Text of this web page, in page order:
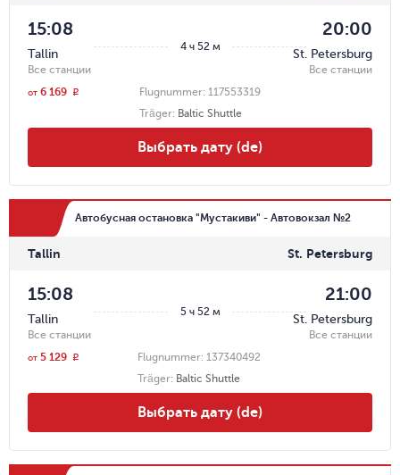
4 ч 52 м
15:08
Tallin
Все станции
20:00
St. Petersburg
Все станции
Flugnummer: 117553319
Träger: Baltic Shuttle
от 6 169 r
Выбрать дату (de)
Автобусная остановка "Мустакиви" - Автовокзал №2
Tallin St. Petersburg
5 ч 52 м
15:08
Tallin
Все станции
21:00
St. Petersburg
Все станции
Flugnummer: 137340492
Träger: Baltic Shuttle
от 5 129 r
Выбрать дату (de)